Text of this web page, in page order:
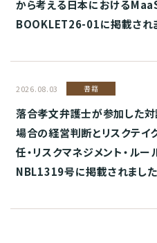
から考える日本における
BOOKLET26-01に掲載され
2026.08.03 書籍
落合孝文弁護士が参加した
場合の経営判断とリスクテイ
任・リスクマネジメント・ル
NBL1319号に掲載されました